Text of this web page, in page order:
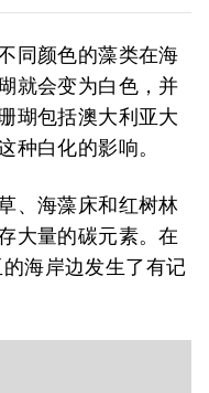
同颜色的藻类在海
就会变为白色，并
瑚包括澳大利亚大
种白化的影响。
、海藻床和红树林
大量的碳元素。在
海岸边发生了有记